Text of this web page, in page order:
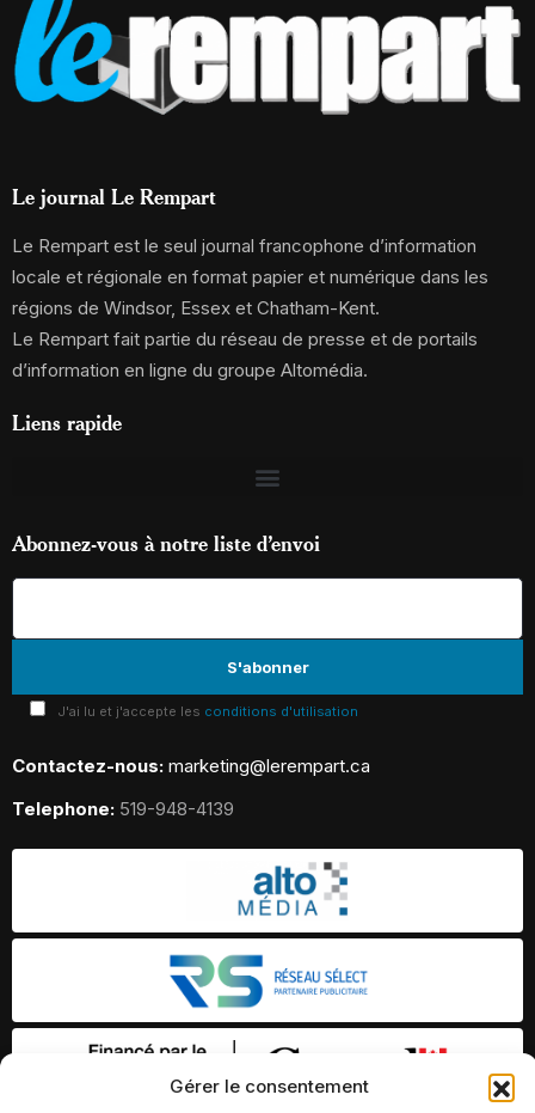
Gérer le consentement
Le journal Le Rempart
Le Rempart est le seul journal francophone d’information
locale et régionale en format papier et numérique dans les
régions de Windsor, Essex et Chatham-Kent.
Le Rempart fait partie du réseau de presse et de portails
d’information en ligne du groupe Altomédia.
Liens rapide
Abonnez-vous à notre liste d’envoi
J'ai lu et j'accepte les conditions d'utilisation
Contactez-nous: marketing@lerempart.ca
Telephone: 519-948-4139